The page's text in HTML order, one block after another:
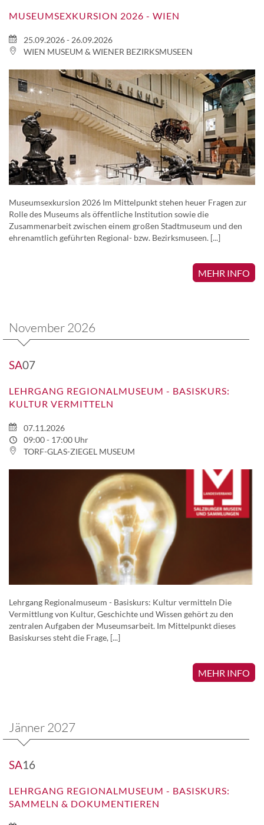
MUSEUMSEXKURSION 2026 - WIEN
25.09.2026 - 26.09.2026
WIEN MUSEUM & WIENER BEZIRKSMUSEEN
Museumsexkursion 2026 Im Mittelpunkt stehen heuer Fragen zur
Rolle des Museums als öffentliche Institution sowie die
Zusammenarbeit zwischen einem großen Stadtmuseum und den
ehrenamtlich geführten Regional- bzw. Bezirksmuseen. [...]
MEHR INFO
November 2026
SA07
LEHRGANG REGIONALMUSEUM - BASISKURS:
KULTUR VERMITTELN
07.11.2026
09:00 - 17:00 Uhr
TORF-GLAS-ZIEGEL MUSEUM
Lehrgang Regionalmuseum - Basiskurs: Kultur vermitteln Die
Vermittlung von Kultur, Geschichte und Wissen gehört zu den
zentralen Aufgaben der Museumsarbeit. Im Mittelpunkt dieses
Basiskurses steht die Frage, [...]
MEHR INFO
Jänner 2027
SA16
LEHRGANG REGIONALMUSEUM - BASISKURS:
SAMMELN & DOKUMENTIEREN